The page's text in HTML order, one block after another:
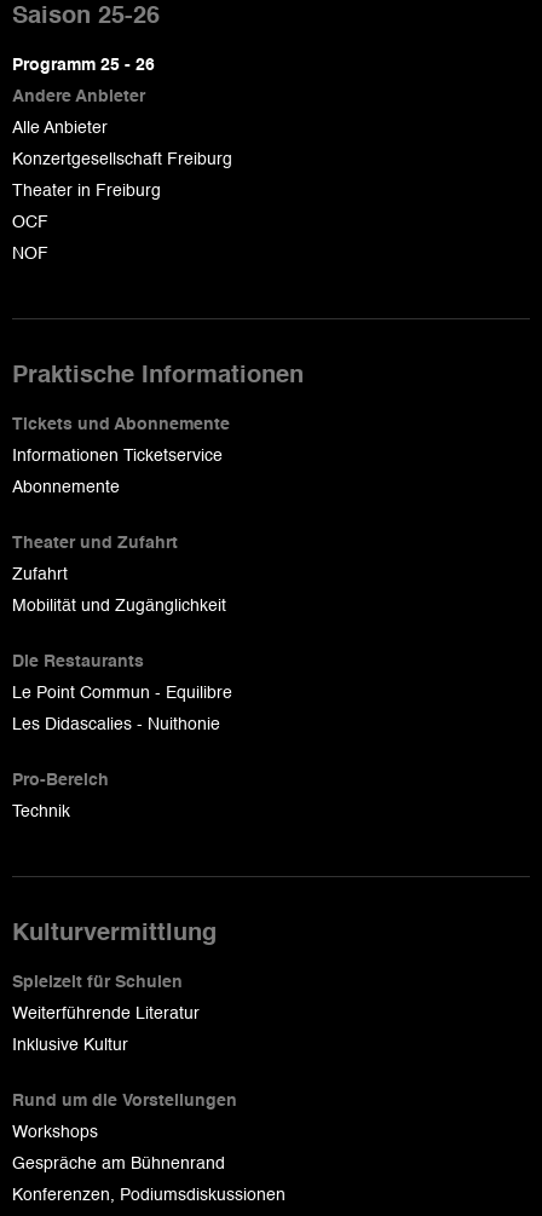
de
page
Saison 25-26
Programm 25 - 26
Andere Anbieter
Alle Anbieter
Konzertgesellschaft Freiburg
Theater in Freiburg
OCF
NOF
Praktische Informationen
Tickets und Abonnemente
Informationen Ticketservice
Abonnemente
Theater und Zufahrt
Zufahrt
Mobilität und Zugänglichkeit
Die Restaurants
Le Point Commun - Equilibre
Les Didascalies - Nuithonie
Pro-Bereich
Technik
Kulturvermittlung
Spielzeit für Schulen
Weiterführende Literatur
Inklusive Kultur
Rund um die Vorstellungen
Workshops
Gespräche am Bühnenrand
Konferenzen, Podiumsdiskussionen